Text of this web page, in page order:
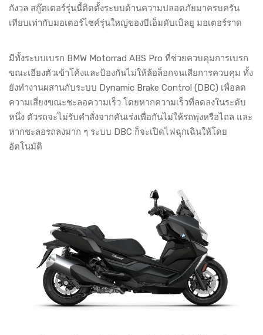
กังวล สกู๊ตเตอร์รุ่นนี้ติดตั้งระบบด้านความปลอดภัยมาครบครัน
เทียบเท่ากับมอเตอร์ไซค์รุ่นใหญ่ของบีเอ็มดับเบิลยู มอเตอร์ราด
มีทั้งระบบเบรก BMW Motorrad ABS Pro ที่ช่วยควบคุมการเบรก
ขณะเอียงตัวเข้าโค้งและป้องกันไม่ให้ล้อล็อกจนเสียการควบคุม ทั้ง
ยังทำงานผสานกับระบบ Dynamic Brake Control (DBC) เพื่อลด
ความเสี่ยงขณะชะลอความเร็ว โดยหากความเร็วที่ลดลงในระดับ
หนึ่ง ตัวรถจะไม่รับคำสั่งจากคันเร่งเพื่อกันไม่ให้รถพุ่งหรือไถล และ
หากชะลอรถลงมาก ๆ ระบบ DBC ก็จะเปิดไฟฉุกเฉินให้โดย
อัตโนมัติ